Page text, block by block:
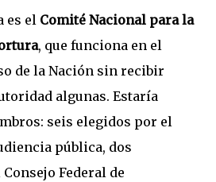
es el Comité Nacional para la
, que funciona en el
de la Nación sin recibir
algunas. Estaría
seis elegidos por el
pública, dos
Federal de